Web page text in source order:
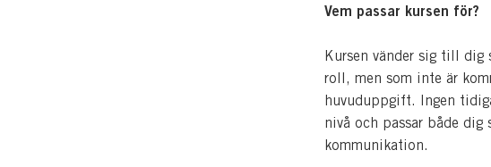
Vem passar kursen för?
Kursen vänder sig till dig
roll, men som inte är
huvuduppgift. Ingen
nivå och passar både
kommunikation.